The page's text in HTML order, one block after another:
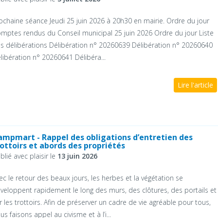
séance Jeudi 25 juin 2026 à 20h30 en mairie. Ordre du jour
rendus du Conseil municipal 25 juin 2026 Ordre du jour Liste
délibérations Délibération n° 20260639 Délibération n° 20260640
n° 20260641 Délibéra...
Lire l'article
- Rappel des obligations d’entretien des
et abords des propriétés
avec plaisir le 13 juin 2026
le retour des beaux jours, les herbes et la végétation se
rapidement le long des murs, des clôtures, des portails et
les trottoirs. Afin de préserver un cadre de vie agréable pour tous,
faisons appel au civisme et à l’i...